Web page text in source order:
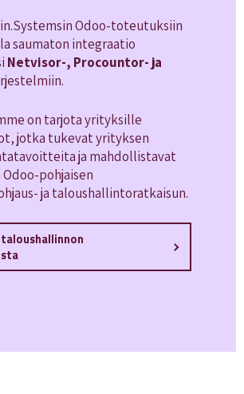
Odoo-toteutuksiin
saumaton integraatio
Netvisor-, Procountor- ja
on tarjota yrityksille
jotka tukevat yrityksen
ja mahdollistavat
pohjaisen
ja taloushallintoratkaisun.
taloushallinnon